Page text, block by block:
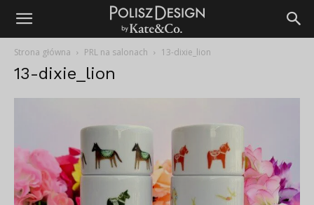
Strona główna PRL na salonach 13-dixie_lion
13-dixie_lion